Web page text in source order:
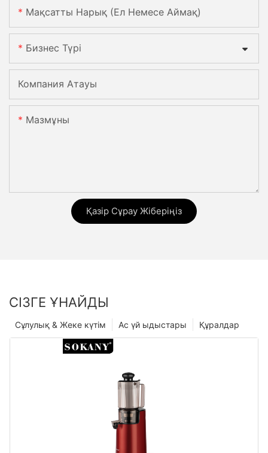
Мақсатты Нарық (ел Немесе Аймақ)
Бизнес Түрі
Компания Атауы
Мазмұны
Қазір Сұрау Жіберіңіз
СІЗГЕ ҰНАЙДЫ
Құралдар
Ас үй ыдыстары
Сұлулық & Жеке күтім